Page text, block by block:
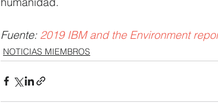
Fuente: 2019 IBM and the Environment
NOTICIAS MIEMBROS